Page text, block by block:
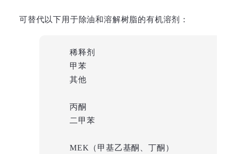
可替代以下用于除油和溶解树脂的有机溶剂：
稀释剂
甲苯
其他
丙酮
二甲苯
MEK（甲基乙基酮、丁酮）